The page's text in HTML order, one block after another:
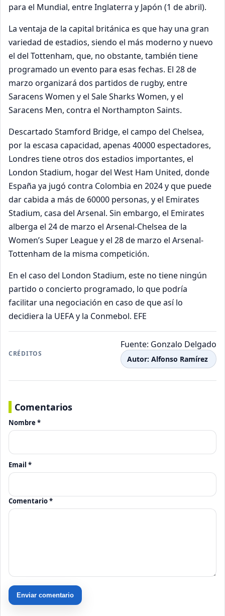
para el Mundial, entre Inglaterra y Japón (1 de abril).
La ventaja de la capital británica es que hay una gran
variedad de estadios, siendo el más moderno y nuevo
el del Tottenham, que, no obstante, también tiene
programado un evento para esas fechas. El 28 de
marzo organizará dos partidos de rugby, entre
Saracens Women y el Sale Sharks Women, y el
Saracens Men, contra el Northampton Saints.
Descartado Stamford Bridge, el campo del Chelsea,
por la escasa capacidad, apenas 40000 espectadores,
Londres tiene otros dos estadios importantes, el
London Stadium, hogar del West Ham United, donde
España ya jugó contra Colombia en 2024 y que puede
dar cabida a más de 60000 personas, y el Emirates
Stadium, casa del Arsenal. Sin embargo, el Emirates
alberga el 24 de marzo el Arsenal-Chelsea de la
Women’s Super League y el 28 de marzo el Arsenal-
Tottenham de la misma competición.
En el caso del London Stadium, este no tiene ningún
partido o concierto programado, lo que podría
facilitar una negociación en caso de que así lo
decidiera la UEFA y la Conmebol. EFE
CRÉDITOS
Fuente: Gonzalo Delgado
Autor: Alfonso Ramírez
Comentarios
Nombre *
Email *
Comentario *
Enviar comentario